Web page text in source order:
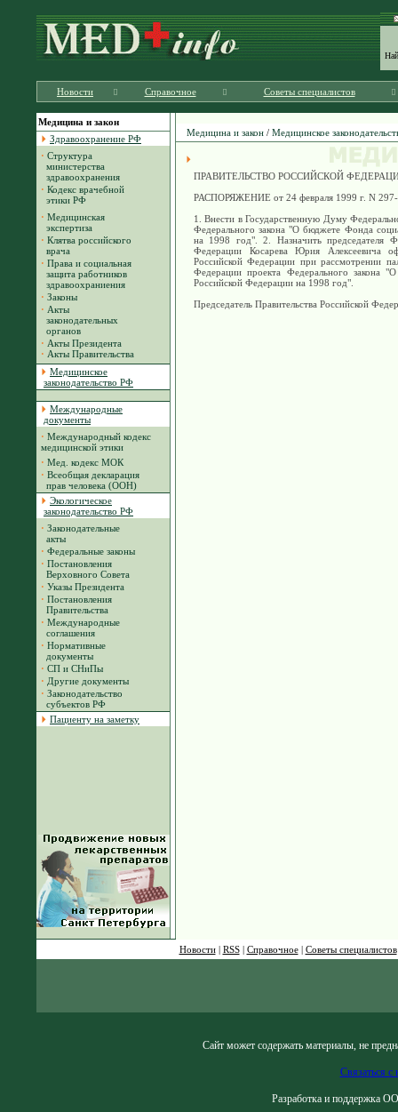
Новости Справочное Советы специалистов
Медицина и закон
Здравоохранение РФ
· Структура
министерства
здравоохранения
· Кодекс врачебной
этики РФ
· Медицинская
экспертиза
· Клятва российского
врача
· Права и социальная
защита работников
здравоохраниения
· Законы
· Акты
законодательных
органов
· Акты Президента
· Акты Правительства
Медицинское
законодательство РФ
Международные
документы
· Международный кодекс
медицинской этики
· Мед. кодекс МОК
· Всеобщая декларация
прав человека (ООН)
Экологическое
законодательство РФ
· Законодательные
акты
· Федеральные законы
· Постановления
Верховного Совета
· Указы Президента
· Постановления
Правительства
· Международные
соглашения
· Нормативные
документы
· СП и СНиПы
· Другие документы
· Законодательство
субъектов РФ
Пациенту на заметку
Медицина и закон / Медицинское
ПРАВИТЕЛЬСТВО РОССИЙСКОЙ
РАСПОРЯЖЕНИЕ от 24 февраля 1999 г. N
1. Внести в Государственную Думу
Федерального закона "О бюджете Фонда
на 1998 год". 2. Назначить председателя
Федерации Косарева Юрия Алексеевича
Российской Федерации при рассмотрении
Федерации проекта Федерального закона
Российской Федерации на 1998 год".
Председатель Правительства Российской
Новости| RSS| Справочное| Советы специалистов
Сайт может содержать материалы, не
Связаться с
Разработка и